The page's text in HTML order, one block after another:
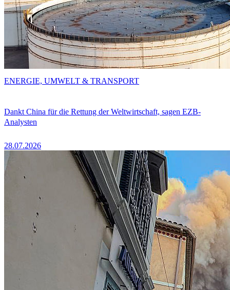
Dankt China für die Rettung der Weltwirtschaft, sagen EZB-
Analysten
28.07.2026
ENERGIE, UMWELT & TRANSPORT